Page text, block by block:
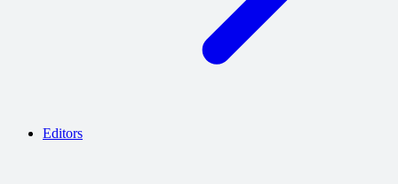
Editors